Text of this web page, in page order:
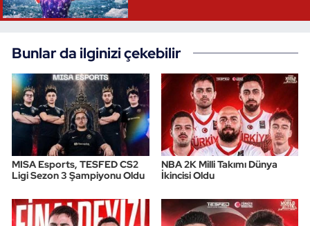
Bunlar da ilginizi çekebilir
MISA Esports, TESFED CS2
Ligi Sezon 3 Şampiyonu Oldu
NBA 2K Milli Takımı Dünya
İkincisi Oldu
Vücut Geliştirme Fitness
Wushu Kungfu
Yelken
Yüzme